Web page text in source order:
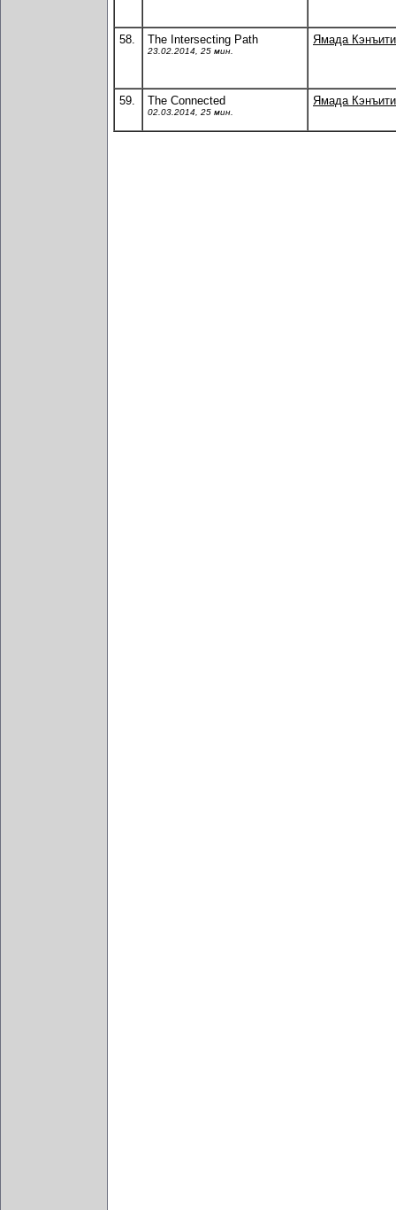
58. The Intersecting Path
23.02.2014, 25 мин.
Ямада Кэнъити
59. The Connected
02.03.2014, 25 мин.
Ямада Кэнъити